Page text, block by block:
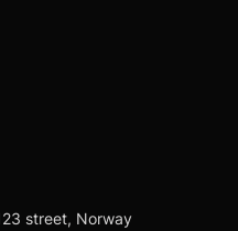
street, Norway